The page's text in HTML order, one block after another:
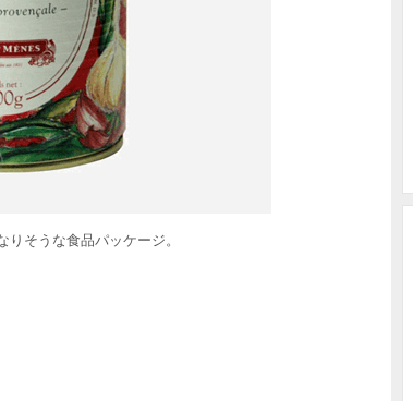
そうな食品パッケージ。